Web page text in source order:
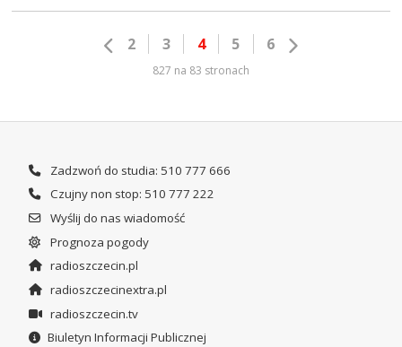
2 3 4 5 6
827 na 83 stronach
Zadzwoń do studia: 510 777 666
Czujny non stop: 510 777 222
Wyślij do nas wiadomość
Prognoza pogody
radioszczecin.pl
radioszczecinextra.pl
radioszczecin.tv
Biuletyn Informacji Publicznej